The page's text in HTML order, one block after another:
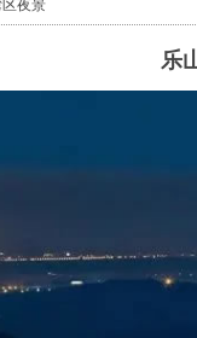
夜景
乐